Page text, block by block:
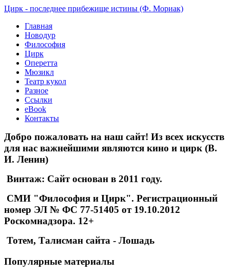
Цирк - последнее прибежище истины (Ф. Мориак)
Главная
Новодур
Философия
Цирк
Оперетта
Мюзикл
Театр кукол
Разное
Ссылки
eBook
Контакты
Добро пожаловать на наш сайт! Из всех искусств
для нас важнейшими являются кино и цирк (В.
И. Ленин)
Винтаж: Сайт основан в 2011 году.
СМИ "Философия и Цирк". Регистрационный
номер ЭЛ № ФС 77-51405 от 19.10.2012
Роскомнадзора. 12+
Тотем, Талисман сайта - Лошадь
Популярные материалы